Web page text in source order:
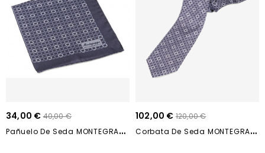
34,00 € 40,00 €
P
Añuelo De Seda MONTEGRAPPA Il Signore...
102,00 € 120,00 €
C
Orbata De Seda MONTEGRAPPA Il Signore...